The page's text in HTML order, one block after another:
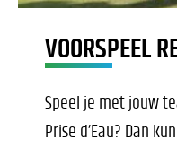
VOORSPEEL
Speel je met jouw
Prise d’Eau? Dan